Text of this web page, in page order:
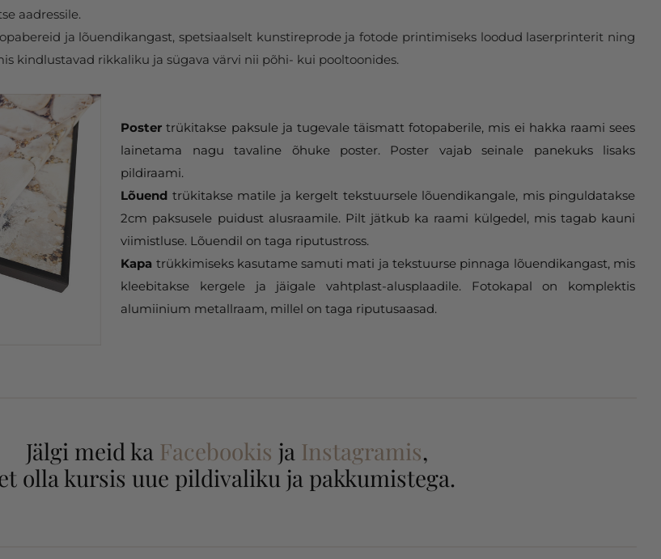
aadressile.
ja lõuendikangast, spetsiaalselt kunstireprode ja fotode printimiseks loodud laserprinterit ning
kindlustavad rikkaliku ja sügava värvi nii põhi- kui pooltoonides.
Poster trükitakse paksule ja tugevale täismatt fotopaberile, mis ei hakka raami sees
lainetama nagu tavaline õhuke poster. Poster vajab seinale panekuks lisaks
pildiraami.
Lõuend trükitakse matile ja kergelt tekstuursele lõuendikangale, mis pinguldatakse
2cm paksusele puidust alusraamile. Pilt jätkub ka raami külgedel, mis tagab kauni
viimistluse. Lõuendil on taga riputustross.
Kapa trükkimiseks kasutame samuti mati ja tekstuurse pinnaga lõuendikangast, mis
kleebitakse kergele ja jäigale vahtplast-alusplaadile. Fotokapal on komplektis
alumiinium metallraam, millel on taga riputusaasad.
Jälgi meid ka Facebookis ja Instagramis,
olla kursis uue pildivaliku ja pakkumistega.